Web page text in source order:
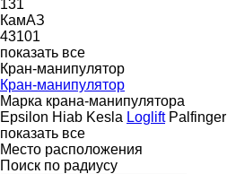
131
КамАЗ
43101
показать все
Кран-манипулятор
Кран-манипулятор
Марка крана-манипулятора
Epsilon Hiab Kesla Loglift Palfinger
показать все
Место расположения
Поиск по радиусу